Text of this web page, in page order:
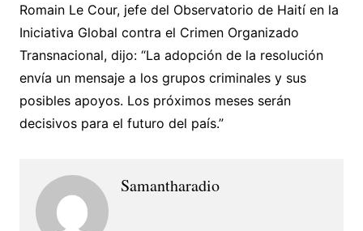
Romain Le Cour, jefe del Observatorio de Haití en la
Iniciativa Global contra el Crimen Organizado
Transnacional, dijo: “La adopción de la resolución
envía un mensaje a los grupos criminales y sus
posibles apoyos. Los próximos meses serán
decisivos para el futuro del país.”
Samantharadio